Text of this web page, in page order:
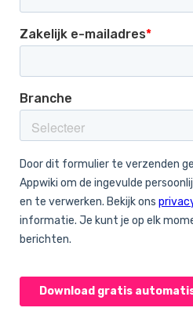
Webshop
Kassa
Rapportage
PSP
Verlof en verzuim
HRM
Salarisadministratie
Website
Support
VoIP